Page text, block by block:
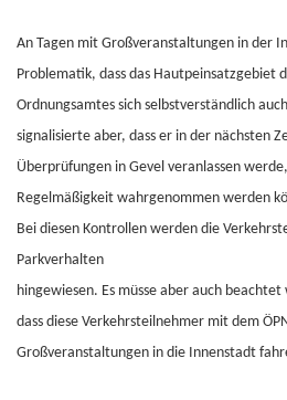
An Tagen mit Großveranstaltungen in der
Problematik, dass das Hautpeinsatzgebiet
Ordnungsamtes sich selbstverständlich
signalisierte aber, dass er in der nächsten
Überprüfungen in Gevel veranlassen
Regelmäßigkeit wahrgenommen werden
Bei diesen Kontrollen werden die
Parkverhalten
hingewiesen. Es müsse aber auch
dass diese Verkehrsteilnehmer mit dem
Großveranstaltungen in die Innenstadt